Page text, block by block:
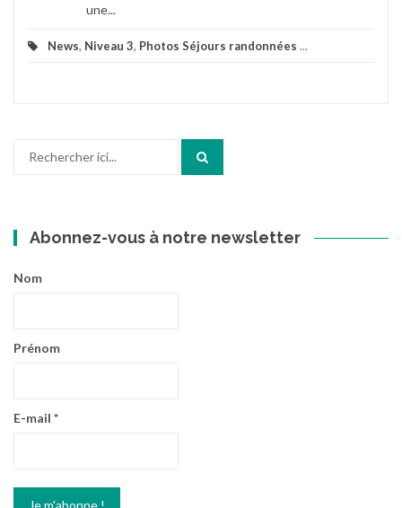
une...
News, Niveau 3, Photos Séjours randonnées ...
Abonnez-vous à notre newsletter
Nom
Prénom
E-mail *